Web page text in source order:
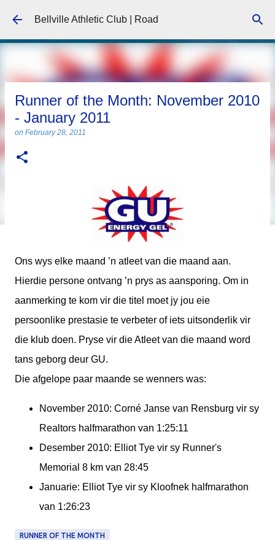
Skip to main content
Bellville Athletic Club | Road
Runner of the Month: November 2010
- January 2011
on February 28, 2011
Ons wys elke maand ’n atleet van die maand aan.
Hierdie persone ontvang ’n prys as aansporing. Om in
aanmerking te kom vir die titel moet jy jou eie
persoonlike prestasie te verbeter of iets uitsonderlik vir
die klub doen. Pryse vir die Atleet van die maand word
tans geborg deur GU.
Die afgelope paar maande se wenners was:
November 2010: Corné Janse van Rensburg vir sy
Realtors halfmarathon van 1:25:11
Desember 2010: Elliot Tye vir sy Runner's
Memorial 8 km van 28:45
Januarie: Elliot Tye vir sy Kloofnek halfmarathon
van 1:26:23
RUNNER OF THE MONTH